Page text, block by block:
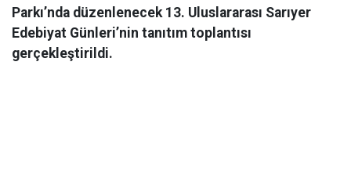
Parkı’nda düzenlenecek 13. Uluslararası Sarıyer
Edebiyat Günleri’nin tanıtım toplantısı
gerçekleştirildi.